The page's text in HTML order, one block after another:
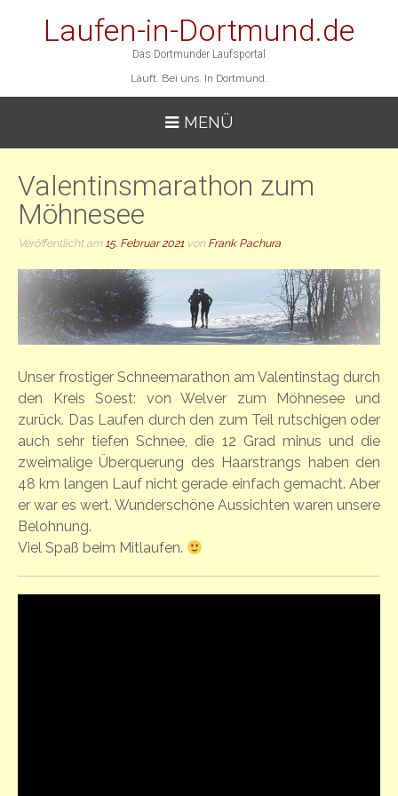
Laufen-in-Dortmund.de
Das Dortmunder Laufsportal
Läuft. Bei uns. In Dortmund.
MENÜ
Valentinsmarathon zum
Möhnesee
Veröffentlicht am 15. Februar 2021 von Frank Pachura
Unser frostiger Schneemarathon am Valentinstag durch
den Kreis Soest: von Welver zum Möhnesee und
zurück. Das Laufen durch den zum Teil rutschigen oder
auch sehr tiefen Schnee, die 12 Grad minus und die
zweimalige Überquerung des Haarstrangs haben den
48 km langen Lauf nicht gerade einfach gemacht. Aber
er war es wert. Wunderschöne Aussichten waren unsere
Belohnung.
Viel Spaß beim Mitlaufen.